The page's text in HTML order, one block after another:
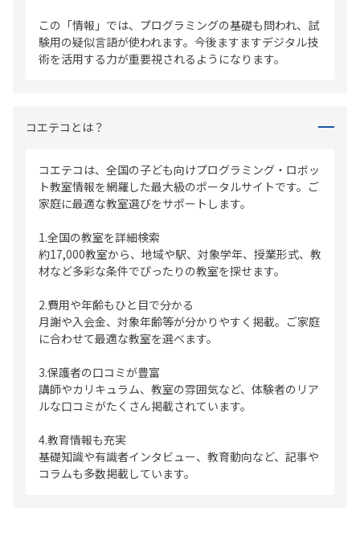
この「情報」では、プログラミングの基礎も問われ、試
験用の疑似言語が使われます。今後ますますデジタル技
術を活用する力が重要視されるようになります。
コエテコとは？
コエテコは、全国の子ども向けプログラミング・ロボッ
ト教室情報を網羅した最大級のポータルサイトです。ご
家庭に最適な教室選びをサポートします。
1.全国の教室を詳細検索
約17,000教室から、地域や駅、対象学年、授業形式、教
材など多彩な条件でぴったりの教室を探せます。
2.費用や年齢もひと目で分かる
月謝や入会金、対象年齢等が分かりやすく掲載。ご家庭
に合わせて最適な教室を選べます。
3.保護者の口コミが豊富
講師やカリキュラム、教室の雰囲気など、体験者のリア
ルな口コミがたくさん掲載されています。
4.教育情報も充実
基礎知識や有識者インタビュー、教育動向など、記事や
コラムも多数掲載しています。